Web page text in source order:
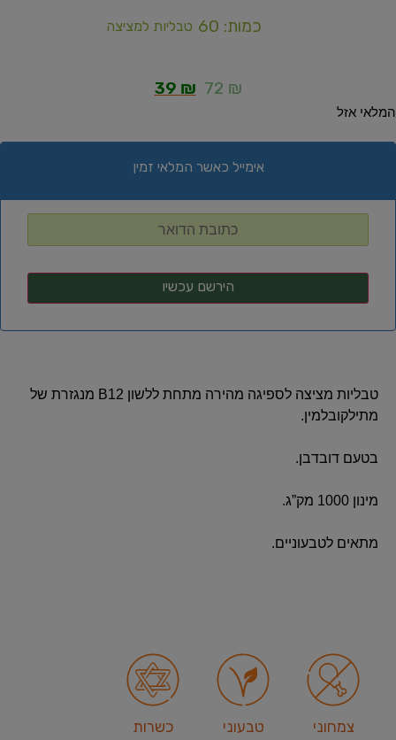
כמות: 60 טבליות למציצה
72 ₪
39 ₪
המלאי אזל
אימייל כאשר המלאי זמין
טבליות מציצה לספיגה מהירה מתחת ללשון B12 מנגזרת של
מתילקובלמין.
בטעם דובדבן.
מינון 1000 מק”ג.
מתאים לטבעוניים.
צמחוני טבעוני כשרות